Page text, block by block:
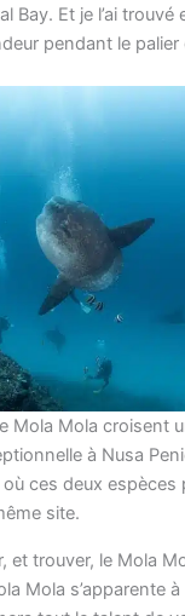
Bay. Et je l’ai
pendant le palier
Mola Mola croisent
à Nusa
ces deux espèces
site.
et trouver, le Mola
Mola s’apparente